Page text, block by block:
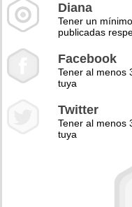
Diana
Tener un
publicadas
Facebook
Tener al menos
tuya
Twitter
Tener al menos
tuya